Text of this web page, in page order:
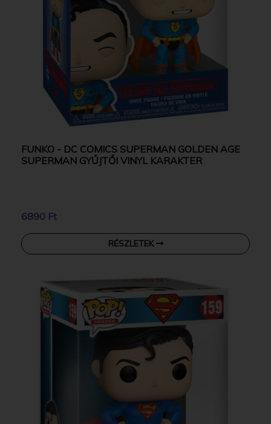
FUNKO - DC COMICS SUPERMAN GOLDEN AGE
SUPERMAN GYŰJTŐI VINYL KARAKTER
6890 Ft
RÉSZLETEK